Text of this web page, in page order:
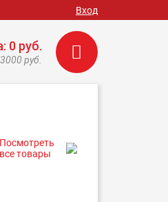
Вход
0 руб.
руб.
Посмотреть
все товары